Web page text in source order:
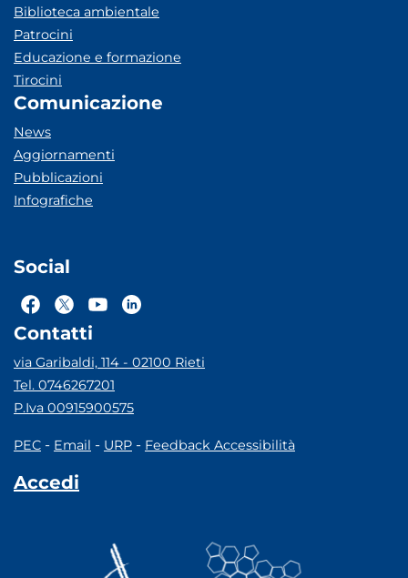
Biblioteca ambientale
Patrocini
Educazione e formazione
Tirocini
Comunicazione
News
Aggiornamenti
Pubblicazioni
Infografiche
Social
Contatti
via Garibaldi, 114 - 02100 Rieti
Tel. 0746267201
P.Iva 00915900575
PEC - Email - URP - Feedback Accessibilità
Accedi